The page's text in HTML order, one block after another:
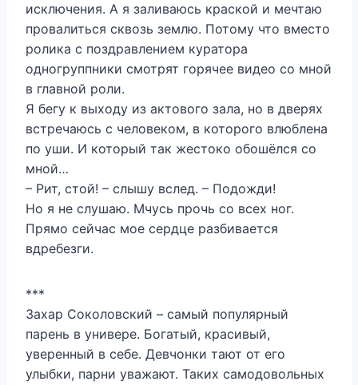
исключения. А я заливаюсь краской и мечтаю
провалиться сквозь землю. Потому что вместо
ролика с поздравлением куратора
одногруппники смотрят горячее видео со мной
в главной роли.
Я бегу к выходу из актового зала, но в дверях
встречаюсь с человеком, в которого влюблена
по уши. И который так жестоко обошёлся со
мной…
– Рит, стой! – слышу вслед. – Подожди!
Но я не слушаю. Мчусь прочь со всех ног.
Прямо сейчас мое сердце разбивается
вдребезги.
***
Захар Соколовский – самый популярный
парень в универе. Богатый, красивый,
уверенный в себе. Девчонки тают от его
улыбки, парни уважают. Таких самодовольных